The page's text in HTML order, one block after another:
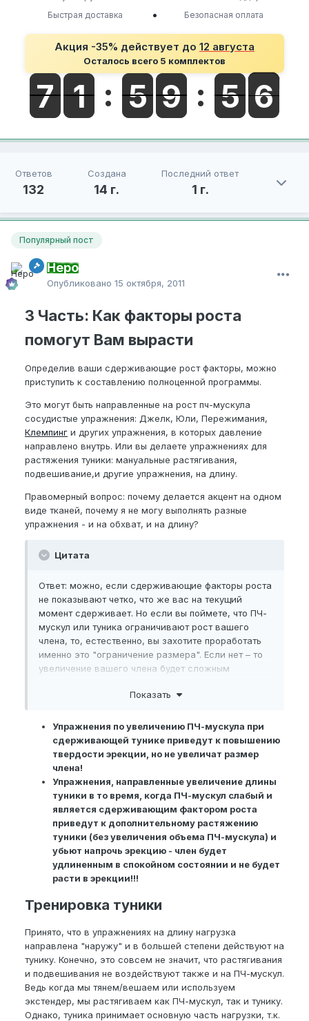
Быстрая доставка
• Безопасная оплата
Акция -35% действует до 12 августа
Осталось всего 5 комплектов
Ответов
132
Создана
14 г.
Последний ответ
1 г.
Популярный пост
Неро
Опубликовано 15 октября, 2011
3 Часть: Как факторы роста
помогут Вам вырасти
Определив ваши сдерживающие рост факторы, можно
приступить к составлению полноценной программы.
Это могут быть направленные на рост пч-мускула
сосудистые упражнения: Джелк, Юли, Пережимания,
Клемпинг и других упражнения, в которых давление
направлено внутрь. Или вы делаете упражнениях для
растяжения туники: мануальные растягивания,
подвешивание,и другие упражнения, на длину.
Правомерный вопрос: почему делается акцент на одном
виде тканей, почему я не могу выполнять разные
упражнения - и на обхват, и на длину?
Цитата
Ответ: можно, если сдерживающие факторы роста
не показывают четко, что же вас на текущий
момент сдерживает. Но если вы поймете, что ПЧ-
мускул или туника ограничивают рост вашего
члена, то, естественно, вы захотите проработать
именно это "ограничение размера". Если нет – то
увеличение вашего члена будет сложным
Показать
Упражнения по увеличению ПЧ-мускула при
сдерживающей тунике приведут к повышению
твердости эрекции, но не увеличат размер
члена!
Упражнения, направленные увеличение длины
туники в то время, когда ПЧ-мускул слабый и
является сдерживающим фактором роста
приведут к дополнительному растяжению
туники (без увеличения объема ПЧ-мускула) и
убьют напрочь эрекцию - член будет
удлиненным в спокойном состоянии и не будет
расти в эрекции!!!
Тренировка туники
Принято, что в упражнениях на длину нагрузка
направлена "наружу" и в большей степени действуют на
тунику. Конечно, это совсем не значит, что растягивания
и подвешивания не воздействуют также и на ПЧ-мускул.
Ведь когда мы тянем/вешаем или используем
экстендер, мы растягиваем как ПЧ-мускул, так и тунику.
Однако, туника принимает основную часть нагрузки, т.к.